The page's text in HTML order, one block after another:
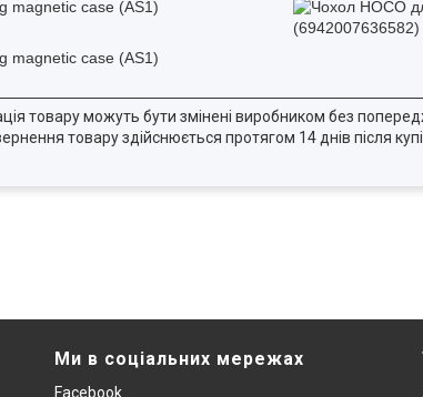
товару можуть бути змінені виробником без
товару здійснюється протягом 14 днів після
Ми в соціальних мережах
Facebook